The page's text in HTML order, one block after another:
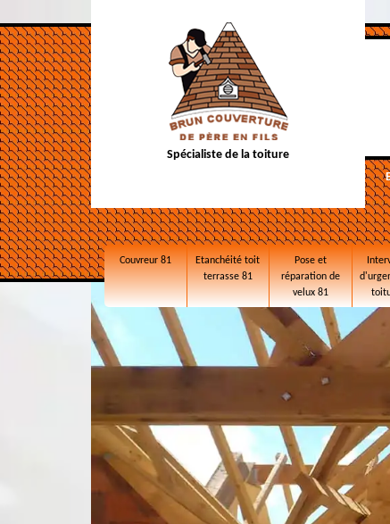
Spécialiste de la toiture
Couvreur 81
Etanchéité toit
terrasse 81
Pose et
réparation de
velux 81